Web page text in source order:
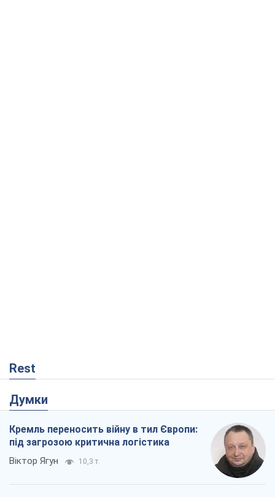
Rest
Думки
Кремль переносить війну в тил Європи:
під загрозою критична логістика
Віктор Ягун 10,3 т.